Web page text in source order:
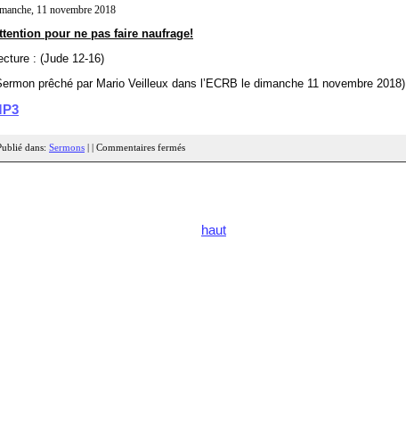
11 novembre 2018
pour ne pas faire naufrage!
: (Jude 12-16)
prêché par Mario Veilleux dans l’ECRB le dimanche 11 novembre 2018)
dans: Sermons Commentaires fermés
haut